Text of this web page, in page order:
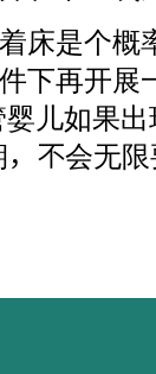
床是个概
下再开展
儿如果
，不会无